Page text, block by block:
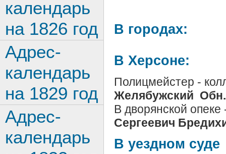
В городах:
В Херсоне:
Полицмейстер -
Желябужский Обн.
В дворянской
Сергеевич
В уездном суде
календарь
на 1826 год
Адрес-
календарь
на 1829 год
Адрес-
календарь